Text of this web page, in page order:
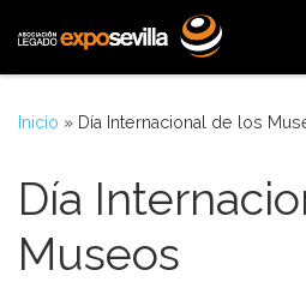
Saltar al contenido
Inicio » Día Internacional de los
Día
Museos